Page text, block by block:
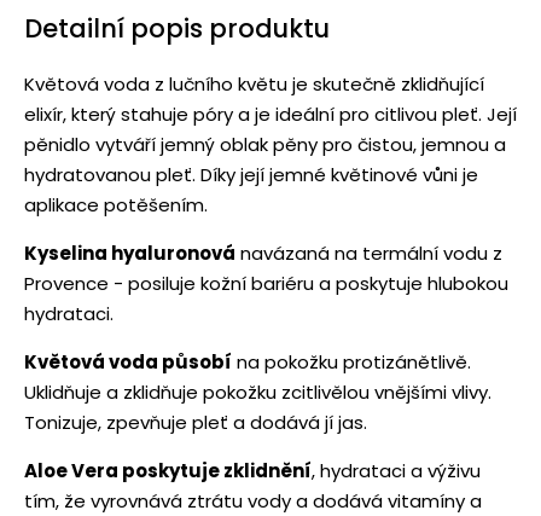
Detailní popis produktu
Květová voda z lučního květu je skutečně zklidňující
elixír, který stahuje póry a je ideální pro citlivou pleť. Její
pěnidlo vytváří jemný oblak pěny pro čistou, jemnou a
hydratovanou pleť. Díky její jemné květinové vůni je
aplikace potěšením.
Kyselina hyaluronová navázaná na termální vodu z
Provence - posiluje kožní bariéru a poskytuje hlubokou
hydrataci.
Květová voda působí na pokožku protizánětlivě.
Uklidňuje a zklidňuje pokožku zcitlivělou vnějšími vlivy.
Tonizuje, zpevňuje pleť a dodává jí jas.
Aloe Vera poskytuje zklidnění, hydrataci a výživu
tím, že vyrovnává ztrátu vody a dodává vitamíny a